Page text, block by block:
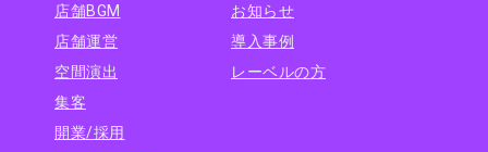
店舗BGM
店舗運営
空間演出
集客
開業/採用
お知らせ
導入事例
レーベルの方